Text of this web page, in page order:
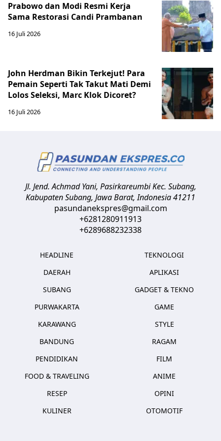
Prabowo dan Modi Resmi Kerja
Sama Restorasi Candi Prambanan
16 Juli 2026
John Herdman Bikin Terkejut! Para
Pemain Seperti Tak Takut Mati Demi
Lolos Seleksi, Marc Klok Dicoret?
16 Juli 2026
Jl. Jend. Achmad Yani, Pasirkareumbi Kec. Subang,
Kabupaten Subang, Jawa Barat,Indonesia41211
pasundanekspres@gmail.com
+6281280911913
+6289688232338
HEADLINE
DAERAH
SUBANG
PURWAKARTA
KARAWANG
BANDUNG
PENDIDIKAN
FOOD & TRAVELING
RESEP
KULINER
TEKNOLOGI
APLIKASI
GADGET & TEKNO
GAME
STYLE
RAGAM
FILM
ANIME
OPINI
OTOMOTIF